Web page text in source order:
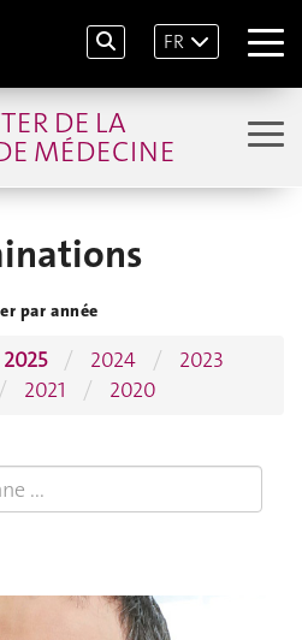
FR
DE LA
MÉDECINE
par année
2025 2024
2023
2021 2020